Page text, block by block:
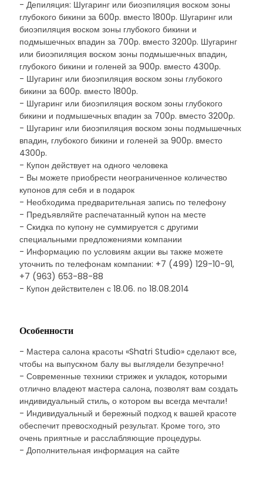
- Депиляция: Шугаринг или биоэпиляция воском зоны
глубокого бикини за 600р. вместо 1800р. Шугаринг или
биоэпиляция воском зоны глубокого бикини и
подмышечных впадин за 700р. вместо 3200р. Шугаринг
или биоэпиляция воском зоны подмышечных впадин,
глубокого бикини и голеней за 900р. вместо 4300р.
- Шугаринг или биоэпиляция воском зоны глубокого
бикини за 600р. вместо 1800р.
- Шугаринг или биоэпиляция воском зоны глубокого
бикини и подмышечных впадин за 700р. вместо 3200р.
- Шугаринг или биоэпиляция воском зоны подмышечных
впадин, глубокого бикини и голеней за 900р. вместо
4300р.
- Купон действует на одного человека
- Вы можете приобрести неограниченное количество
купонов для себя и в подарок
- Необходима предварительная запись по телефону
- Предъявляйте распечатанный купон на месте
- Скидка по купону не суммируется с другими
специальными предложениями компании
- Информацию по условиям акции вы также можете
уточнить по телефонам компании: +7 (499) 129-10-91,
+7 (963) 653-88-88
- Купон действителен с 18.06. по 18.08.2014
Особенности
- Мастера салона красоты «Shatri Studio» сделают все,
чтобы на выпускном балу вы выглядели безупречно!
- Современные техники стрижек и укладок, которыми
отлично владеют мастера салона, позволят вам создать
индивидуальный стиль, о котором вы всегда мечтали!
- Индивидуальный и бережный подход к вашей красоте
обеспечит превосходный результат. Кроме того, это
очень приятные и расслабляющие процедуры.
- Дополнительная информация на сайте